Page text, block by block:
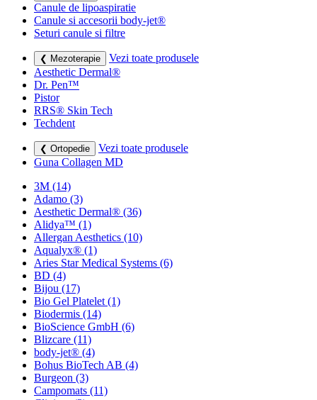
Canule de lipoaspiratie
Canule si accesorii body-jet®
Seturi canule si filtre
❮ Mezoterapie
Vezi toate produsele
Aesthetic Dermal®
Dr. Pen™
Pistor
RRS® Skin Tech
Techdent
❮ Ortopedie
Vezi toate produsele
Guna Collagen MD
3M (14)
Adamo (3)
Aesthetic Dermal® (36)
Alidya™ (1)
Allergan Aesthetics (10)
Aqualyx® (1)
Aries Star Medical Systems (6)
BD (4)
Bijou (17)
Bio Gel Platelet (1)
Biodermis (14)
BioScience GmbH (6)
Blizcare (11)
body-jet® (4)
Bohus BioTech AB (4)
Burgeon (3)
Campomats (11)